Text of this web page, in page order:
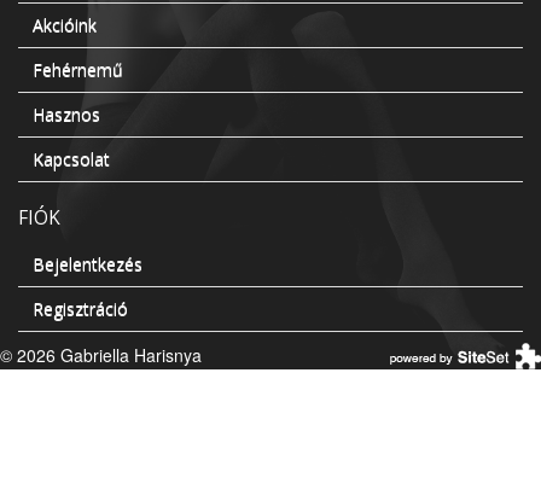
Akcióink
Fehérnemű
Hasznos
Kapcsolat
FIÓK
Bejelentkezés
Regisztráció
© 2026 Gabriella Harisnya